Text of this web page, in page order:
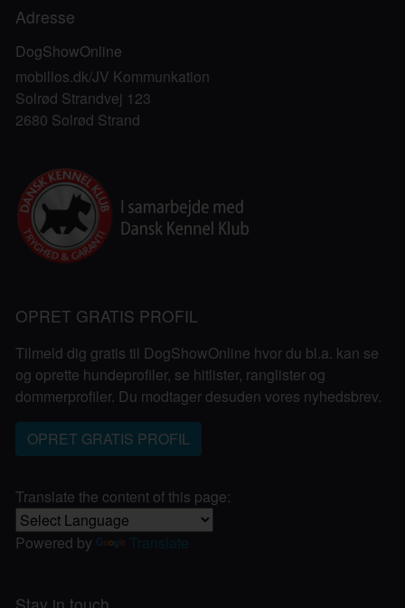
Adresse
DogShowOnline
mobillos.dk/JV Kommunkation
Solrød Strandvej 123
2680 Solrød Strand
OPRET GRATIS PROFIL
Tilmeld dig gratis til DogShowOnline hvor du bl.a. kan se
og oprette hundeprofiler, se hitlister, ranglister og
dommerprofiler. Du modtager desuden vores nyhedsbrev.
OPRET GRATIS PROFIL
Translate the content of this page:
Powered by